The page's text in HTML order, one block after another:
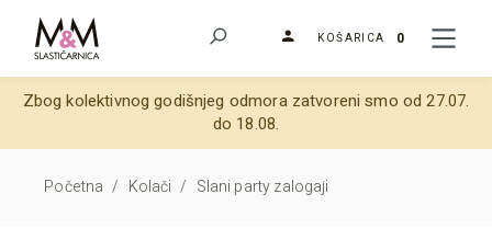
KOŠARICA 0
Zbog kolektivnog godišnjeg odmora zatvoreni smo od 27.07.
do 18.08.
Početna / Kolači / Slani party zalogaji